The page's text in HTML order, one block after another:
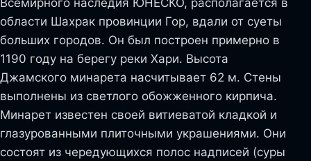
Всемирного наследия ЮНЕСКО, располагается в
области Шахрак провинции Гор, вдали от суеты
больших городов. Он был построен примерно в
1190 году на берегу реки Хари. Высота
Джамского минарета насчитывает 62 м. Стены
выполнены из светлого обожженного кирпича.
Минарет известен своей витиеватой кладкой и
глазурованными плиточными украшениями. Они
состоят из чередующихся полос надписей (суры